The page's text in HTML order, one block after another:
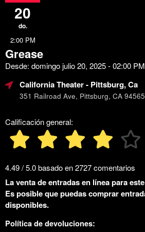
20
do.
2:00 PM
Grease
Desde: domingo julio 20, 2025 - 02:00 PM
California Theater- Pittsburg, Ca
351 Railroad Ave, Pittsburg, CA 94565
Calificación general:
4.49 / 5.0 basado en 2727 comentarios
La venta de entradas en línea para
Es posible que puedas comprar
disponibles.
Política de devoluciones: